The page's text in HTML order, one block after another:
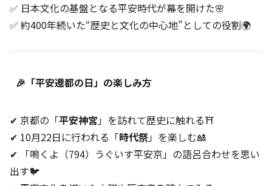
✅ 日本文化の基盤となる平安時代が幕を開けた🌸
✅ 約400年続いた“歴史と文化の中心地”としての役割🌍
🎉「平安遷都の日」の楽しみ方
✔ 京都の「平安神宮 」を訪れて歴史に触れる⛩️
✔ 10月22日に行われる「時代祭」を楽しむ🎎
✔ 「鳴くよ（794）うぐいす平安京」の語呂合わせを思い
出す🐦